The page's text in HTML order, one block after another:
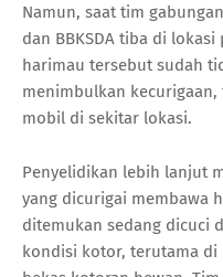
Namun, saat tim
dan BBKSDA tiba di
harimau tersebut sudah
menimbulkan
mobil di sekitar lokasi.
Penyelidikan lebih lanjut
yang dicurigai membawa
ditemukan sedang dicuci
kondisi kotor, terutama di